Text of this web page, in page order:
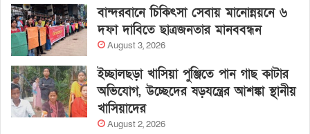
বান্দরবানে চিকিৎসা সেবায় মানোন্নয়নে ৬
দফা দাবিতে ছাত্রজনতার মানববন্ধন
August 3, 2026
ইচ্ছালছড়া খাসিয়া পুঞ্জিতে পান গাছ কাটার
অভিযোগ, উচ্ছেদের ষড়যন্ত্রের আশঙ্কা স্থানীয়
খাসিয়াদের
August 2, 2026